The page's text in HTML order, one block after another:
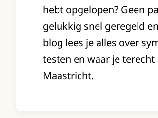
hebt opgelopen? Geen
gelukkig snel geregeld
blog lees je alles over
testen en waar je
Maastricht.